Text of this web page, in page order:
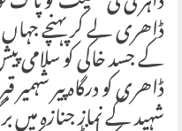
ڈاھری لے کر پہنچے
کے جسد خاکی کو سلامی
ڈاھری کو درگاہ پیر